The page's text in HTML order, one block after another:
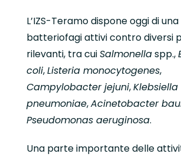
L’IZS-Teramo dispone oggi di
batteriofagi attivi contro diversi
rilevanti, tra cuiSalmonellaspp.,
coli,Listeria monocytogenes,
Campylobacter jejuni,Klebsiella
pneumoniae,Acinetobacter
Pseudomonas aeruginosa.
Una parte importante delle